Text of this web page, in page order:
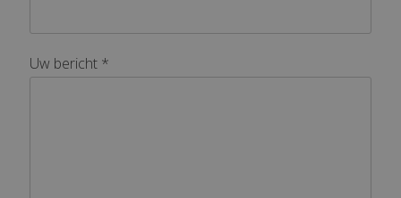
Uw bericht *